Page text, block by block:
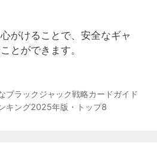
がけることで、安全なギャ
とができます。
ブラックジャック戦略カードガイド
キング2025年版・トップ8